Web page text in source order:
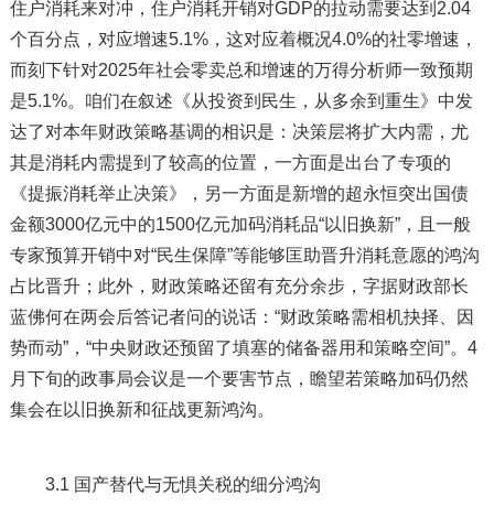
住户消耗来对冲，住户消耗开销对GDP的拉动需要达到2.04
个百分点，对应增速5.1%，这对应着概况4.0%的社零增速，
而刻下针对2025年社会零卖总和增速的万得分析师一致预期
是5.1%。咱们在叙述《从投资到民生，从多余到重生》中发
达了对本年财政策略基调的相识是：决策层将扩大内需，尤
其是消耗内需提到了较高的位置，一方面是出台了专项的
《提振消耗举止决策》，另一方面是新增的超永恒突出国债
金额3000亿元中的1500亿元加码消耗品“以旧换新”，且一般
专家预算开销中对“民生保障”等能够匡助晋升消耗意愿的鸿沟
占比晋升；此外，财政策略还留有充分余步，字据财政部长
蓝佛何在两会后答记者问的说话：“财政策略需相机抉择、因
势而动”，“中央财政还预留了填塞的储备器用和策略空间”。4
月下旬的政事局会议是一个要害节点，瞻望若策略加码仍然
集会在以旧换新和征战更新鸿沟。
3.1 国产替代与无惧关税的细分鸿沟